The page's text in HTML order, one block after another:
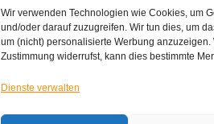
Wir verwenden Technologien wie Cookies, um
und/oder darauf zuzugreifen. Wir tun dies, um
um (nicht) personalisierte Werbung
Zustimmung widerrufst, kann dies bestimmte
Dienste verwalten